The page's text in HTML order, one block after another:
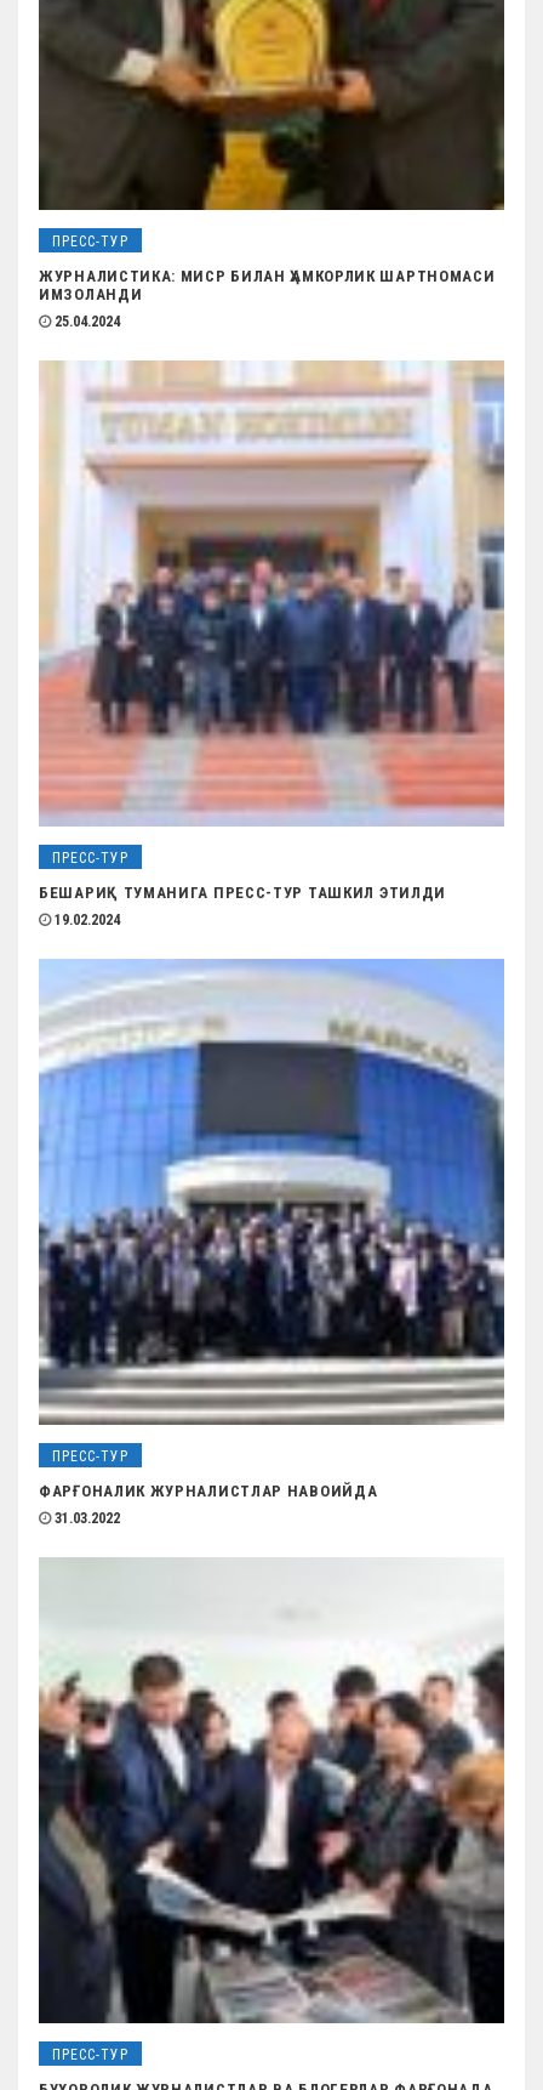
м
ПРЕСС-ТУР
ЖУРНАЛИСТИКА: МИСР БИЛАН ҲАМКОРЛИК ШАРТНОМАСИ
ИМЗОЛАНДИ
25.04.2024
ПРЕСС-ТУР
БЕШАРИҚ ТУМАНИГА ПРЕСС-ТУР ТАШКИЛ ЭТИЛДИ
19.02.2024
ПРЕСС-ТУР
ФАРҒОНАЛИК ЖУРНАЛИСТЛАР НАВОИЙДА
31.03.2022
ПРЕСС-ТУР